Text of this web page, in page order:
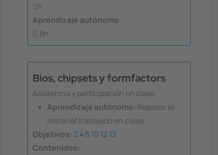
0h
Aprendizaje autónomo
0.8h
Bios, chipsets y formfactors
Asistencia y participación en clase
Aprendizaje autónomo: Repasar el
material trabajado en clase
Objetivos: 24510 1213
Contenidos: